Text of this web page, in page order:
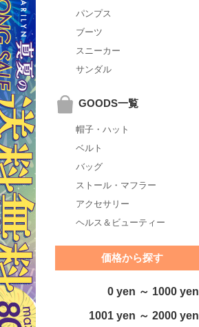
パンプス
ブーツ
スニーカー
サンダル
GOODS一覧
帽子・ハット
ベルト
バッグ
ストール・マフラー
アクセサリー
ヘルス＆ビューティー
価格から探す
0 yen ～ 1000 yen
1001 yen ～ 2000 yen